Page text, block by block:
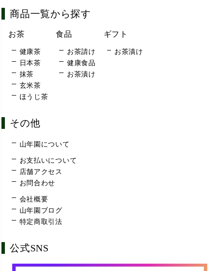
商品一覧から探す
お茶
健康茶
日本茶
抹茶
玄米茶
ほうじ茶
食品
お茶請け
健康食品
お茶漬け
ギフト
お茶漬け
その他
山年園について
お支払いについて
店舗アクセス
お問合わせ
会社概要
山年園ブログ
特定商取引法
公式SNS